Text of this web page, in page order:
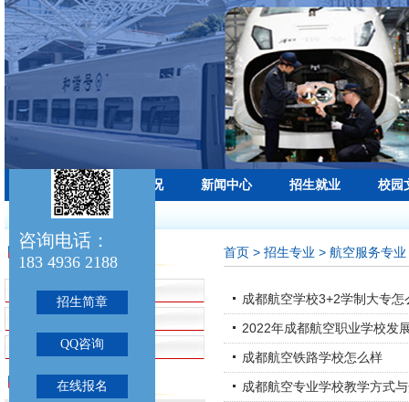
学校首页 学校概况 新闻中心 招生就业 校园
最新公告：
招生专业
招生简章
铁路运输专业
航空服务专业
联系我们
首页 > 招生专业 > 航空服务专业
成都航空学校3+2学制大专怎
2022年成都航空职业学校发
成都航空铁路学校怎么样
成都航空专业学校教学方式
咨询电话：
183 4936 2188
招生简章
QQ咨询
在线报名